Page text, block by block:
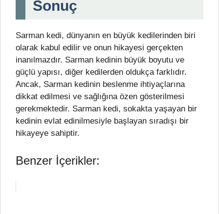
Sonuç
Sarman kedi, dünyanın en büyük kedilerinden biri
olarak kabul edilir ve onun hikayesi gerçekten
inanılmazdır. Sarman kedinin büyük boyutu ve
güçlü yapısı, diğer kedilerden oldukça farklıdır.
Ancak, Sarman kedinin beslenme ihtiyaçlarına
dikkat edilmesi ve sağlığına özen gösterilmesi
gerekmektedir. Sarman kedi, sokakta yaşayan bir
kedinin evlat edinilmesiyle başlayan sıradışı bir
hikayeye sahiptir.
Benzer İçerikler: